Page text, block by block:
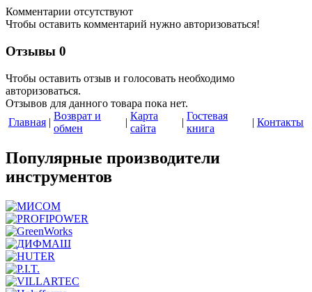
Комментарии отсутствуют
Чтобы оставить комментарий нужно авторизоваться!
Отзывы 0
Чтобы оcтавить отзыв и голосовать необходимо
авторизоваться.
Отзывов для данного товара пока нет.
Главная |
Возврат и
обмен
|
Карта
сайта
|
Гостевая
книга
| Контакты
Популярные производители
инструментов